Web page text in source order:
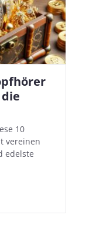
10
vereinen
edelste
iOS
neue
Pro 2
Kopfhörer
wenigen